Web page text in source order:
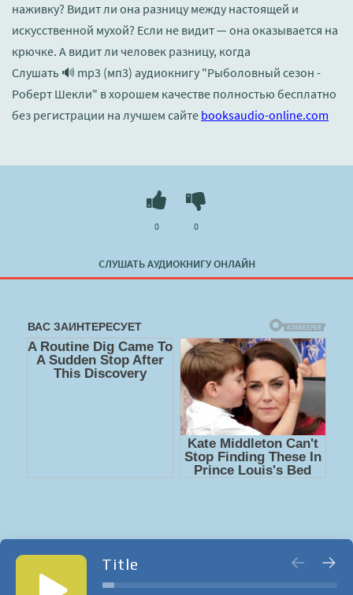
наживку? Видит ли она разницу между настоящей и
искусственной мухой? Если не видит — она оказывается на
крючке. А видит ли человек разницу, когда
Слушать 🔊 mp3 (мп3) аудиокнигу "Рыболовный сезон -
Роберт Шекли" в хорошем качестве полностью бесплатно
без регистрации на лучшем сайте booksaudio-online.com
СЛУШАТЬ АУДИОКНИГУ ОНЛАЙН
0 0
Title